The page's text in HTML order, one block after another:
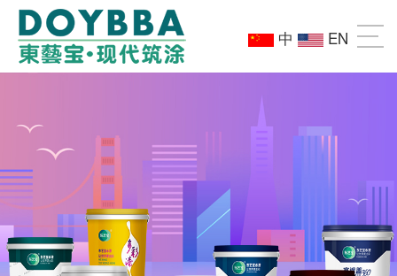
中 EN